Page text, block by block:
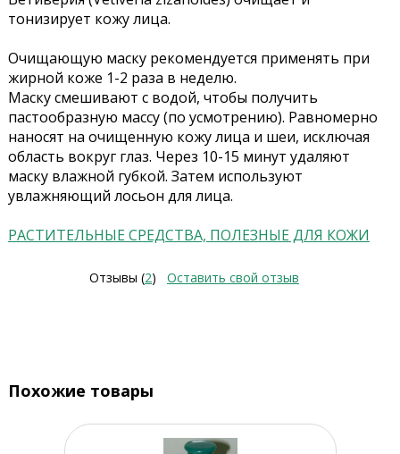
тонизирует кожу лица.
Очищающую маску рекомендуется применять при
жирной коже 1-2 раза в неделю.
Маску смешивают с водой, чтобы получить
пастообразную массу (по усмотрению). Равномерно
наносят на очищенную кожу лица и шеи, исключая
область вокруг глаз. Через 10-15 минут удаляют
маску влажной губкой. Затем используют
увлажняющий лосьон для лица.
РАСТИТЕЛЬНЫЕ СРЕДСТВА, ПОЛЕЗНЫЕ ДЛЯ КОЖИ
Отзывы (2) Оставить свой отзыв
Похожие товары